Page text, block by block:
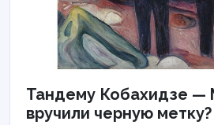
Тандему Кобахидзе —
вручили черную метку?